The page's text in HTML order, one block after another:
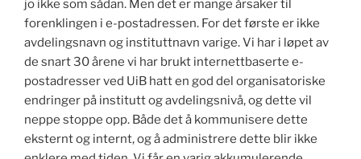
jo ikke som sådan. Men det er mange årsaker til
forenklingen i e-postadressen. For det første er ikke
avdelingsnavn og instituttnavn varige. Vi har i løpet av
de snart 30 årene vi har brukt internettbaserte e-
postadresser ved UiB hatt en god del organisatoriske
endringer på institutt og avdelingsnivå, og dette vil
neppe stoppe opp. Både det å kommunisere dette
eksternt og internt, og å administrere dette blir ikke